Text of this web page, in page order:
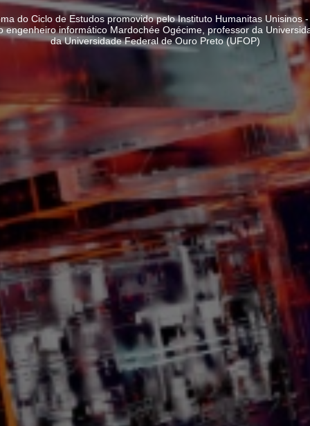
do Ciclo de Estudos promovido pelo Instituto Humanitas Unisinos
engenheiro informático Mardochée Ogécime, professor da
da Universidade Federal de Ouro Preto (UFOP)